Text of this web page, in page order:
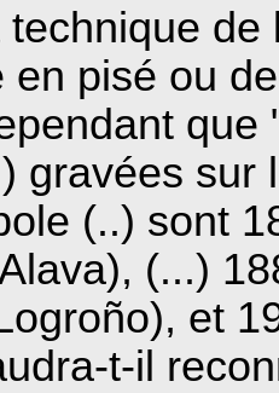
en pisé ou
gravées sur
(..) sont
(...)
et
t-il